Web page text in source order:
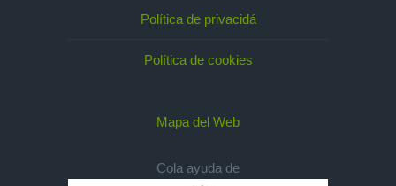
Política de privacidá
Política de cookies
Mapa del Web
Cola ayuda de